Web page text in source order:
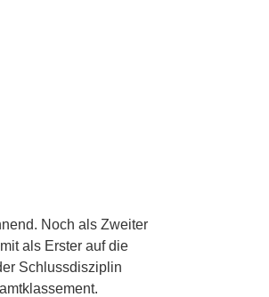
Noch als Zweiter
als Erster auf die
Schlussdisziplin